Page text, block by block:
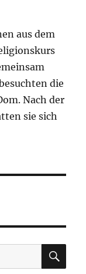
aus dem
die
Nach der
sie sich